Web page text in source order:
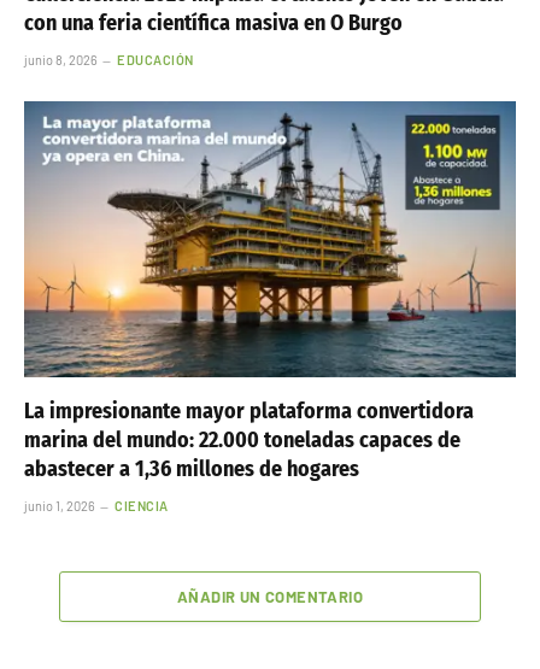
con una feria científica masiva en O Burgo
junio 8, 2026 EDUCACIÓN
La impresionante mayor plataforma convertidora
marina del mundo: 22.000 toneladas capaces de
abastecer a 1,36 millones de hogares
junio 1, 2026 CIENCIA
AÑADIR UN COMENTARIO